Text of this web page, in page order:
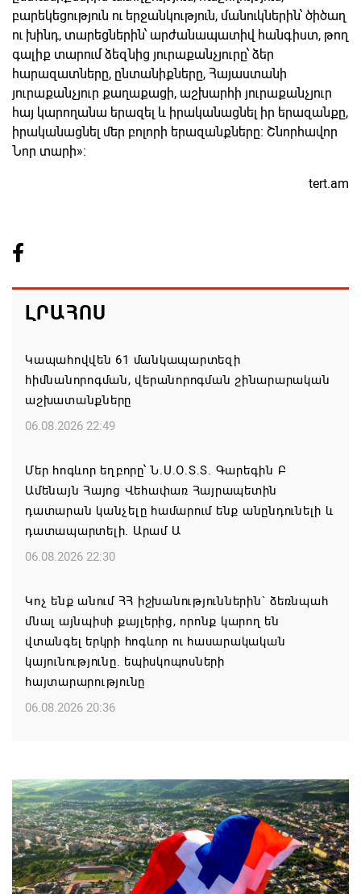
բարեկեցություն ու երջանկություն, մանուկներին՝ ծիծաղ
ու խինդ, տարեցներին՝ արժանապատիվ հանգիստ, թող
գալիք տարում ձեզնից յուրաքանչյուրը՝ ձեր
հարազատները, ընտանիքները, Հայաստանի
յուրաքանչյուր քաղաքացի, աշխարհի յուրաքանչյուր
հայ կարողանա երազել և իրականացնել իր երազանքը,
իրականացնել մեր բոլորի երազանքները։ Շնորհավոր
Նոր տարի»։
tert.am
ԼՐԱՀՈՍ
Կապահովվեն 61 մանկապարտեզի
հիմնանորոգման, վերանորոգման շինարարական
աշխատանքները
06.08.2026 22:49
Մեր հոգևոր եղբորը՝ Ն.Ս.Օ.Տ.Տ. Գարեգին Բ
Ամենայն Հայոց Վեհափառ Հայրապետին
դատարան կանչելը համարում ենք անընդունելի և
դատապարտելի. Արամ Ա
06.08.2026 22:30
Կոչ ենք անում ՀՀ իշխանություններին` ձեռնպահ
մնալ այնպիսի քայլերից, որոնք կարող են
վտանգել երկրի հոգևոր ու հասարակական
կայունությունը. եպիսկոպոսների
հայտարարությունը
06.08.2026 20:36
այցելելուց․ Մատվիենկո
06.08.2026 20:30
ՌԴ–ն ՀՀ–ից երկաթուղու կոնցեսիոն
կառավարման մասին պաշտոնական դիմում չի